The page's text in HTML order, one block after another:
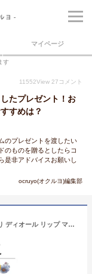
マイページ
す
11552View 27 コメント
たプレゼント！お
すめは？
のプレゼントを渡したい
のものを贈るとしたらコ
是非アドバイスお願いし
ocruyo(オクルヨ)編集部
【国内正規品 名入れ可】選べる15色 在庫あり ディオール リップ マキシマイザー Dior アディクト リップグロス リップケア コスメ 化粧品 ブランド 女性 誕生日 プレゼント ギフト 人気 2025年新色